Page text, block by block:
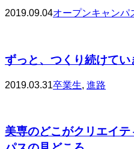
2019.09.04オープンキャンパ
ずっと、つくり続けてい
2019.03.31卒業生, 進路
美専のどこがクリエイ